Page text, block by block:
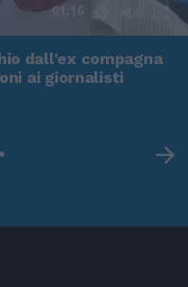
01:16
dall'ex compagna
ai giornalisti